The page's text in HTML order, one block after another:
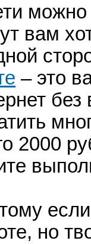
можно
вам
– это
2000
но